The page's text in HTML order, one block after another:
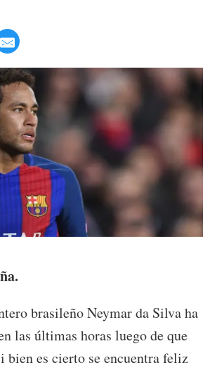
brasileño Neymar da Silva ha
las últimas horas luego de que
bien es cierto se encuentra feliz